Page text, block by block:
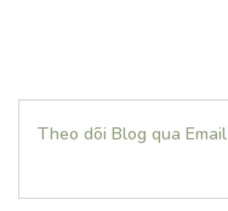
Theo dõi Blog qua Email